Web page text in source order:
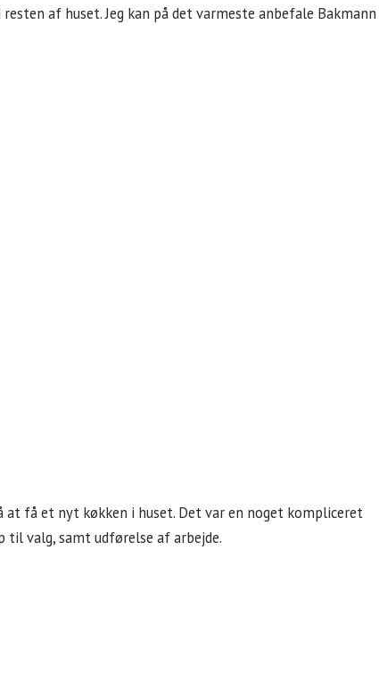
af huset. Jeg kan på det varmeste anbefale Bakmann
at få et nyt køkken i huset. Det var en noget kompliceret
til valg, samt udførelse af arbejde.